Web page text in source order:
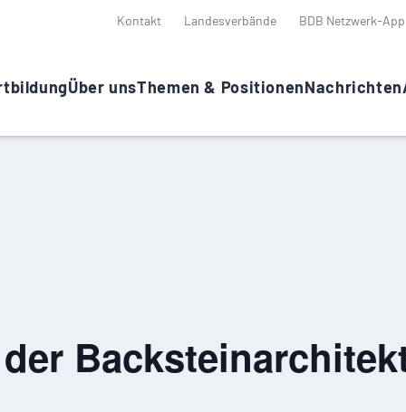
Kontakt Landesverbände BDB Netzwerk-App
Über unsThemen & PositionenNachrichten